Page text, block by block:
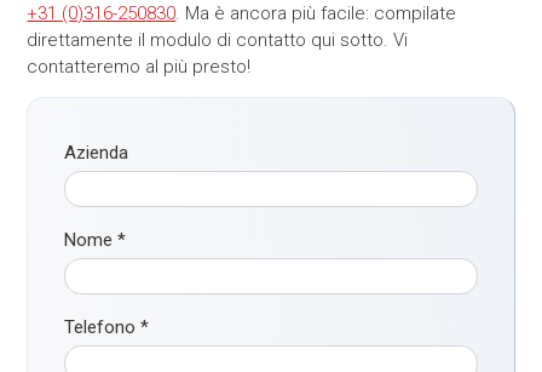
+31 (0)316-250830. Ma è ancora più facile: compilate
direttamente il modulo di contatto qui sotto. Vi
contatteremo al più presto!
Azienda
Nome*
Telefono*